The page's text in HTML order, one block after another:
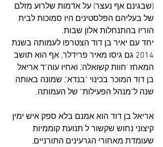
(שבגינם אף נעצר) על אדמות שלרוע מזלם
של בעליהם הפלסטינים היו סמוכות לבית
הוריו בהתנחלות אלון שבות.
יחד עם יאיר בן דוד הצטרפו לעמותה בשנת
2014 גם גיסו מאיר פרידלר, אף הוא תושב
המאחז 'חוות קשואלה', ואחיו עוה"ד אריאל
בן דוד המוכר בכינוי "בנדא", שמונה באותה
שנה ל"מנהל הפעילות" של העמותה.
אריאל בן דוד הוא אמנם בלא ספק איש ימין
קיצוני נחוש שקשור ל תנועת קוממיות
שעומדת מאחורי הגרעינים התורניים,